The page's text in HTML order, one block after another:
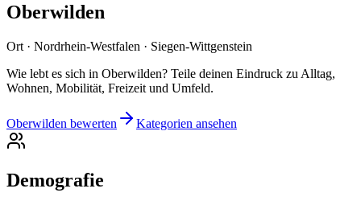
Oberwilden
Ort · Nordrhein-Westfalen · Siegen-Wittgenstein
Wie lebt es sich in Oberwilden? Teile deinen Eindruck zu Alltag,
Wohnen, Mobilität, Freizeit und Umfeld.
Oberwilden bewerten Kategorien ansehen
Demografie